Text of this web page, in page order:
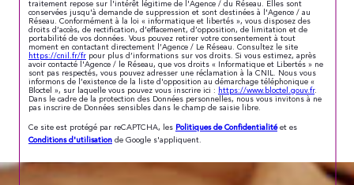
traitement repose sur l'intérêt légitime de l'Agence / du Réseau. Elles sont
conservées jusqu'à demande de suppression et sont destinées à l'Agence / au
Réseau. Conformément à la loi « informatique et libertés », vous disposez des
droits d’accès, de rectification, d’effacement, d’opposition, de limitation et de
portabilité de vos données. Vous pouvez retirer votre consentement à tout
moment en contactant directement l’Agence / Le Réseau. Consultez le site
https://cnil.fr/fr pour plus d’informations sur vos droits. Si vous estimez, après
avoir contacté l'Agence / le Réseau, que vos droits « Informatique et Libertés » ne
sont pas respectés, vous pouvez adresser une réclamation à la CNIL. Nous vous
informons de l’existence de la liste d'opposition au démarchage téléphonique «
Bloctel », sur laquelle vous pouvez vous inscrire ici :
https://www.bloctel.gouv.fr.
Dans le cadre de la protection des Données personnelles, nous vous invitons à ne
pas inscrire de Données sensibles dans le champ de saisie libre.
Ce site est protégé par reCAPTCHA, les Politiques de Confidentialitéet es
Conditions d'utilisation de Google s'appliquent.